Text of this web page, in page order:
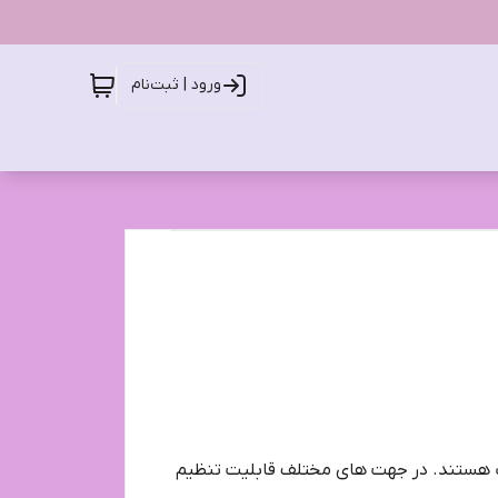
ورود | ثبت‌نام
هستند. در جهت های مختلف قابلیت تنظیم